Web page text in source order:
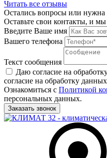
Читать все отзывы
Остались вопросы или
Оставьте свои контакты, и
Введите Ваше имя
Вашего телефона
Текст сообщения
Даю согласие на
согласие на обработку данных
Ознакомиться с Политикой
персональных данных.